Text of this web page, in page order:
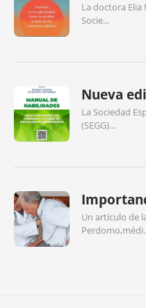
La doctora
Socie...
Nueva
La Sociedad
(SEGG)...
Un artículo de